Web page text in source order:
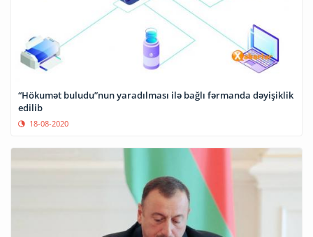
“Hökumət buludu”nun yaradılması ilə bağlı fərmanda dəyişiklik
edilib
18-08-2020